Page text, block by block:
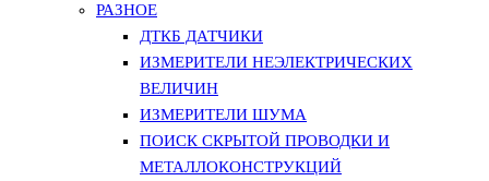
РАЗНОЕ
ДТКБ ДАТЧИКИ
ИЗМЕРИТЕЛИ НЕЭЛЕКТРИЧЕСКИХ
ВЕЛИЧИН
ИЗМЕРИТЕЛИ ШУМА
ПОИСК СКРЫТОЙ ПРОВОДКИ И
МЕТАЛЛОКОНСТРУКЦИЙ